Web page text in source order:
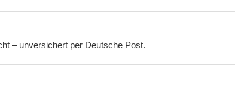
– unversichert per Deutsche Post.